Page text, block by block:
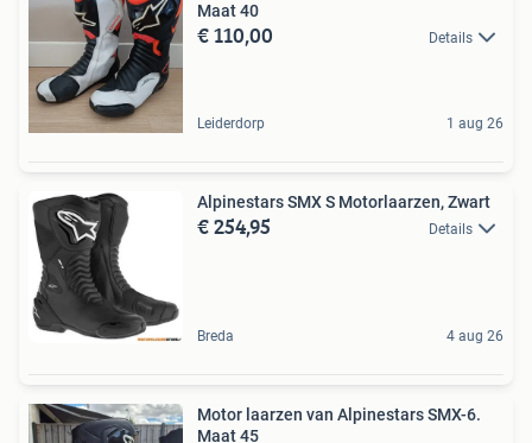
Maat 40
€ 110,00 Details
Leiderdorp 1 aug 26
Alpinestars SMX S Motorlaarzen, Zwart
€ 254,95 Details
Breda 4 aug 26
Motor laarzen van Alpinestars SMX-6.
Maat 45